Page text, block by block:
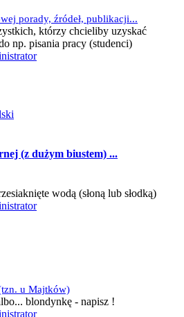
porady, źródeł, publikacji...
którzy chcieliby uzyskać
np. pisania pracy (studenci)
(z dużym biustem) ...
wodą (słoną lub słodką)
u Majtków)
blondynkę - napisz !